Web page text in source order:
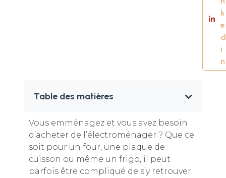
k
e
d
i
n
Table des matières
Vous emménagez et vous avez besoin
d’acheter de l’électroménager ? Que ce
soit pour un four, une plaque de
cuisson ou même un frigo, il peut
parfois être compliqué de s’y retrouver.